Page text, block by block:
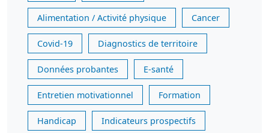
Alimentation / Activité physique Cancer
Covid-19 Diagnostics de territoire
Données probantes E-santé
Entretien motivationnel Formation
Handicap Indicateurs prospectifs